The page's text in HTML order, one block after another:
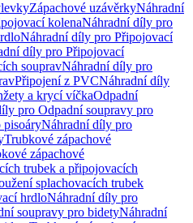
Zápachové uzávěrkyNáhradní
kolenaNáhradní díly pro
Náhradní díly pro Připojovací
díly pro Připojovací
soupravNáhradní díly pro
Připojení z PVCNáhradní díly
a krycí víčkaOdpadní
pro Odpadní soupravy pro
pisoáryNáhradní díly pro
Trubkové zápachové
zápachové
trubek a připojovacích
splachovacích trubek
hrdloNáhradní díly pro
soupravy pro bidetyNáhradní